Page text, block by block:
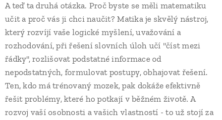
A teď ta druhá otázka. Proč byste se měli matematiku
učit a proč vás ji chci naučit? Matika je skvělý nástroj,
který rozvíjí vaše logické myšlení, uvažování a
rozhodování, při řešení slovních úloh učí "číst mezi
řádky", rozlišovat podstatné informace od
nepodstatných, formulovat postupy, obhajovat řešení.
Ten, kdo má trénovaný mozek, pak dokáže efektivně
řešit problémy, které ho potkají v běžném životě. A
rozvoj vaší osobnosti a vašich vlastností - to už stojí za